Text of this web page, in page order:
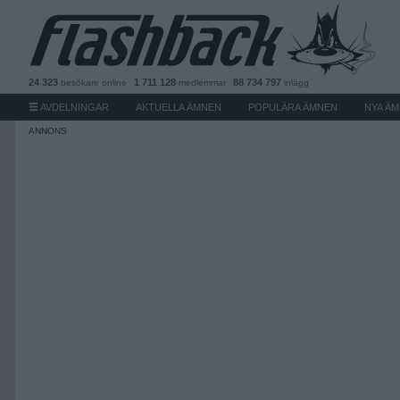
24 323 besökare online 1 711 128 medlemmar 88 734 797 inlägg
AVDELNINGAR AKTUELLA ÄMNEN POPULÄRA ÄMNEN NYA